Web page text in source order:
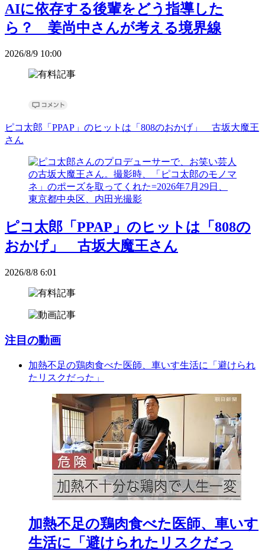
AIに依存する後輩をどう指導した
ら？ 姜尚中さんが考える境界線
2026/8/9 10:00
ピコ太郎「PPAP」のヒットは「808のおかげ」 古坂大魔王
さん
ピコ太郎「PPAP」のヒットは「808の
おかげ」 古坂大魔王さん
2026/8/8 6:01
注目の動画
加熱不足の鶏肉食べた医師、車いす生活に「避けられ
たリスクだった」
加熱不足の鶏肉食べた医師、車いす
生活に「避けられたリスクだっ